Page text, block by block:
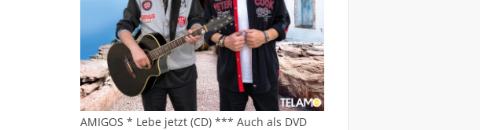
AMIGOS * Lebe jetzt (CD) *** Auch als DVD